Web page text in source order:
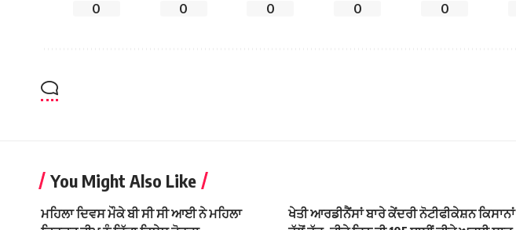
0 0 0 0 0
You Might Also Like
ਮਹਿਲਾ ਦਿਵਸ ਮੌਕੇ ਬੀ ਸੀ ਸੀ ਆਈ ਨੇ ਮਹਿਲਾ
ਖੇਤੀ ਆਰਡੀਨੈਂਸਾਂ ਬਾਰੇ ਕੇਂਦਰੀ ਨੋਟੀਫੀਕੇਸ਼ਨ ਕਿਸਾਨਾਂ